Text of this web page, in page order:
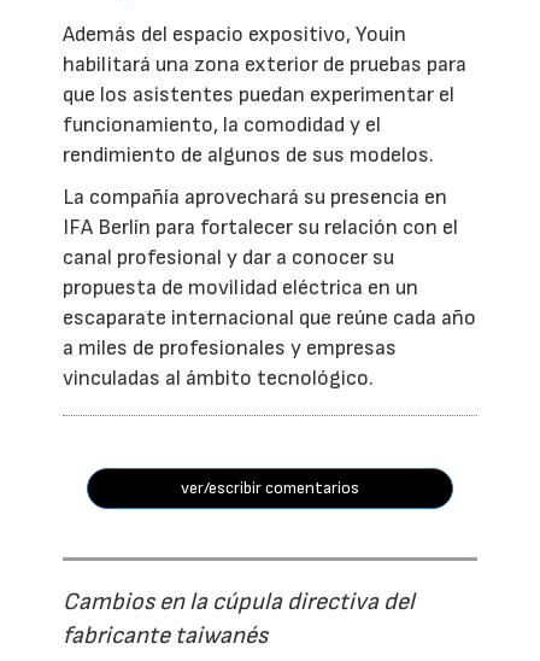
Además del espacio expositivo, Youin
habilitará una zona exterior de pruebas para
que los asistentes puedan experimentar el
funcionamiento, la comodidad y el
rendimiento de algunos de sus modelos.
La compañía aprovechará su presencia en
IFA Berlín para fortalecer su relación con el
canal profesional y dar a conocer su
propuesta de movilidad eléctrica en un
escaparate internacional que reúne cada año
a miles de profesionales y empresas
vinculadas al ámbito tecnológico.
ver/escribir comentarios
Cambios en la cúpula directiva del
fabricante taiwanés